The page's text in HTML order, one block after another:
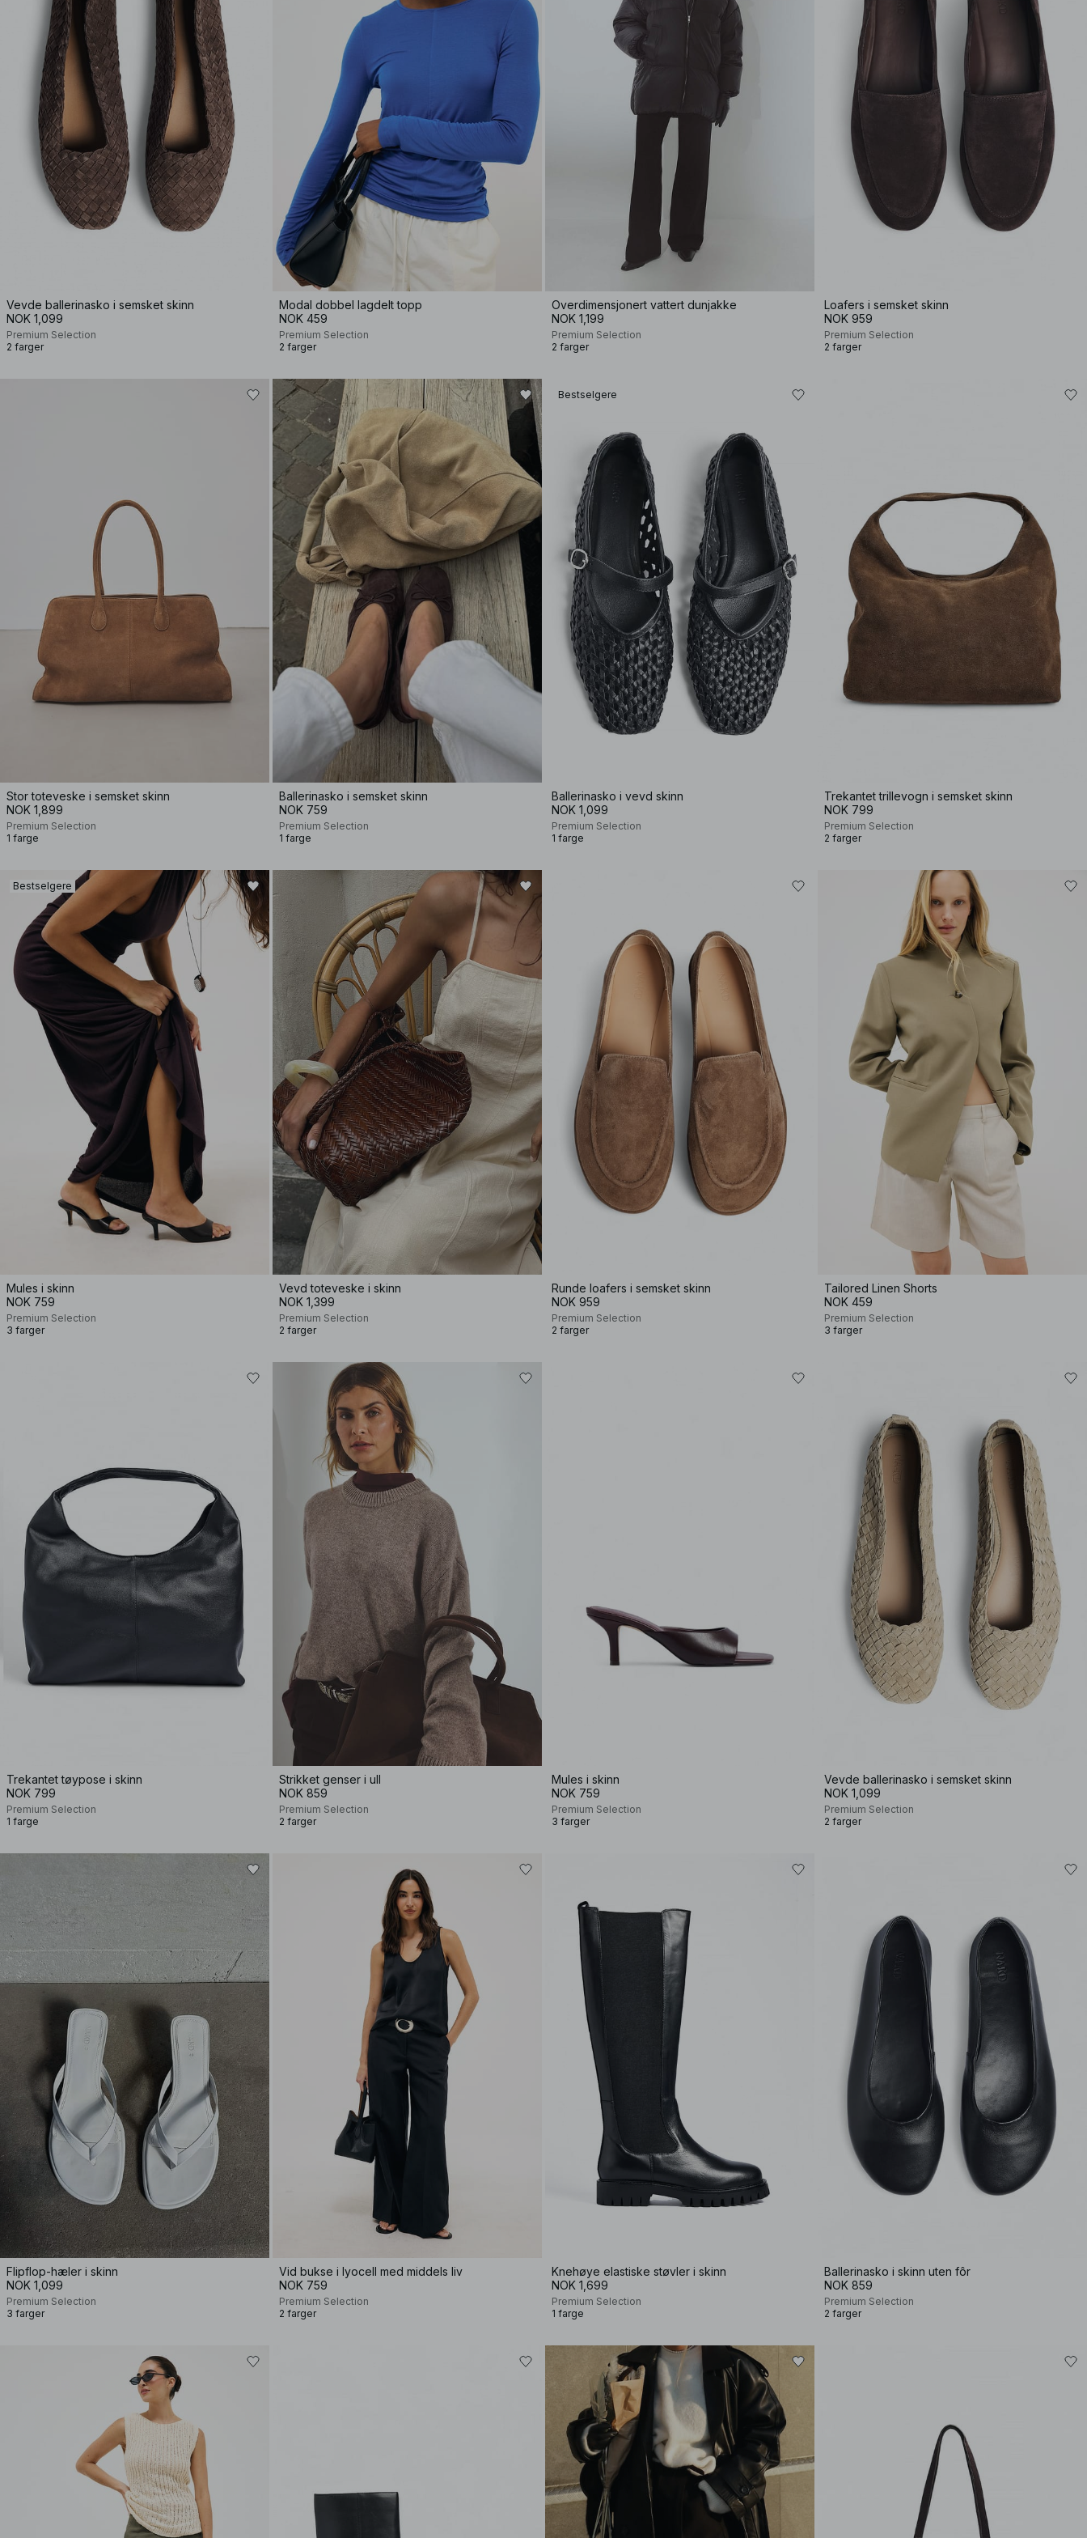
Vevde ballerinasko i semsket skinn
NOK 1,099
Premium Selection
2 farger
Modal dobbel lagdelt topp
NOK 459
Premium Selection
2 farger
Overdimensjonert vattert dunjakke
NOK 1,199
Premium Selection
2 farger
Loafers i semsket skinn
NOK 959
Premium Selection
2 farger
Stor toteveske i semsket skinn
NOK 1,899
Premium Selection
1 farge
Ballerinasko i semsket skinn
NOK 759
Premium Selection
1 farge
Bestselgere
Ballerinasko i vevd skinn
NOK 1,099
Premium Selection
1 farge
Trekantet trillevogn i semsket skinn
NOK 799
Premium Selection
2 farger
Bestselgere
Mules i skinn
NOK 759
Premium Selection
3 farger
Vevd toteveske i skinn
NOK 1,399
Premium Selection
2 farger
Runde loafers i semsket skinn
NOK 959
Premium Selection
2 farger
Tailored Linen Shorts
NOK 459
Premium Selection
3 farger
Trekantet tøypose i skinn
NOK 799
Premium Selection
1 farge
Strikket genser i ull
NOK 859
Premium Selection
2 farger
Mules i skinn
NOK 759
Premium Selection
3 farger
Vevde ballerinasko i semsket skinn
NOK 1,099
Premium Selection
2 farger
Flipflop-hæler i skinn
NOK 1,099
Premium Selection
3 farger
Vid bukse i lyocell med middels liv
NOK 759
Premium Selection
2 farger
Knehøye elastiske støvler i skinn
NOK 1,699
Premium Selection
1 farge
Ballerinasko i skinn uten fôr
NOK 859
Premium Selection
2 farger